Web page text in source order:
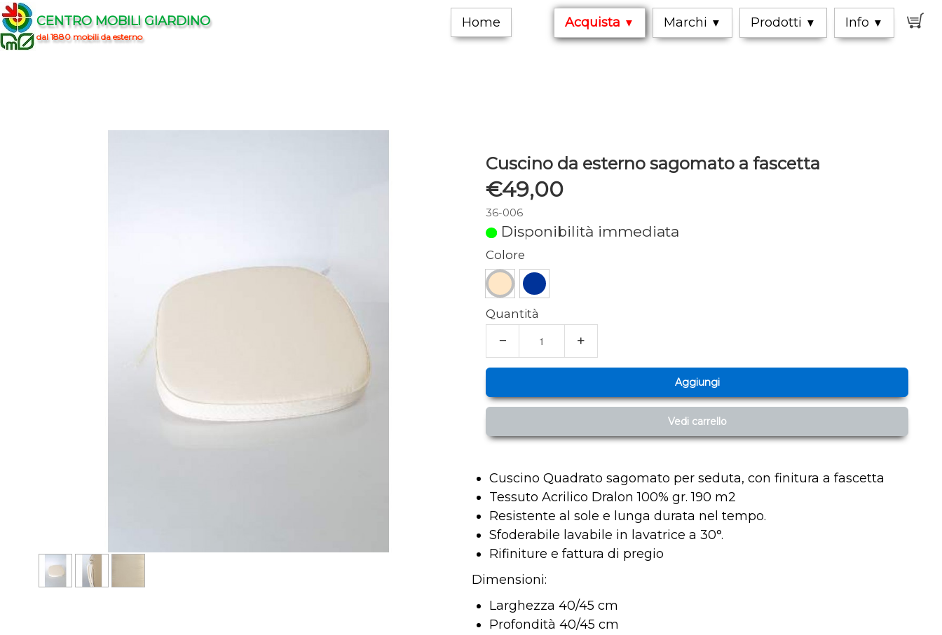
CENTRO MOBILI GIARDINO
dal 1880 mobili da esterno
Home Acquista ▼ Marchi ▼ Prodotti ▼ Info ▼
Cuscino da esterno sagomato a fascetta
€49,00
36-006
Disponibilità immediata
Colore
Quantità
− +
Aggiungi
Vedi carrello
Cuscino Quadrato sagomato per seduta, con finitura a fascetta
Tessuto Acrilico Dralon 100% gr. 190 m2
Resistente al sole e lunga durata nel tempo.
Sfoderabile lavabile in lavatrice a 30°.
Rifiniture e fattura di pregio
Dimensioni:
Larghezza 40/45 cm
Profondità 40/45 cm